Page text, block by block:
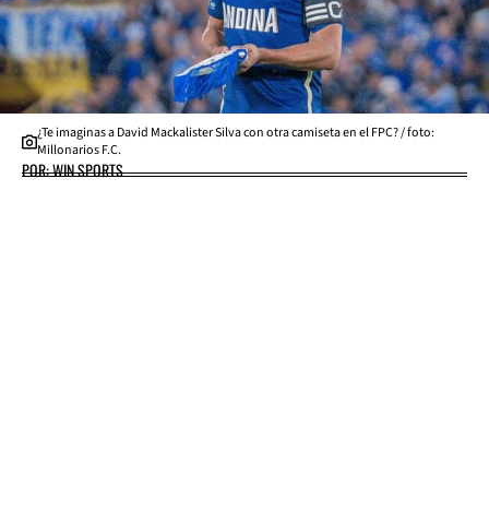
¿Te imaginas a David Mackalister Silva con otra camiseta en el FPC? / foto:
Millonarios F.C.
POR: WIN SPORTS